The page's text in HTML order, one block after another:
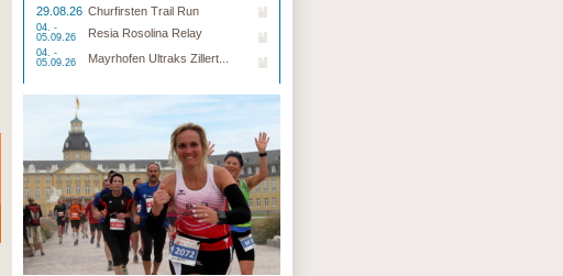
29.08.26 Churfirsten Trail Run
04. -
05.09.26
Resia Rosolina Relay
04. -
05.09.26
Mayrhofen Ultraks Zillert...